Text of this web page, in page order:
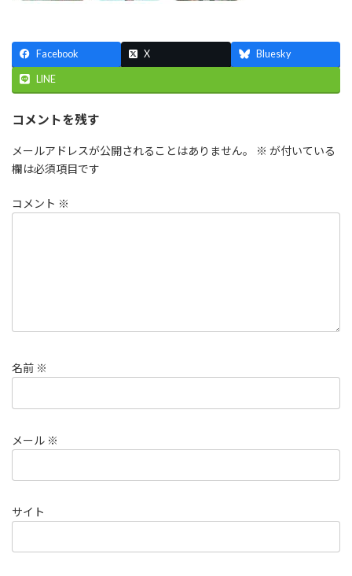
Facebook X Bluesky
LINE
コメントを残す
メールアドレスが公開されることはありません。 ※ が付いている
欄は必須項目です
コメント ※
名前 ※
メール ※
サイト